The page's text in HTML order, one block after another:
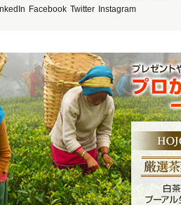
Facebook Twitter Instagram